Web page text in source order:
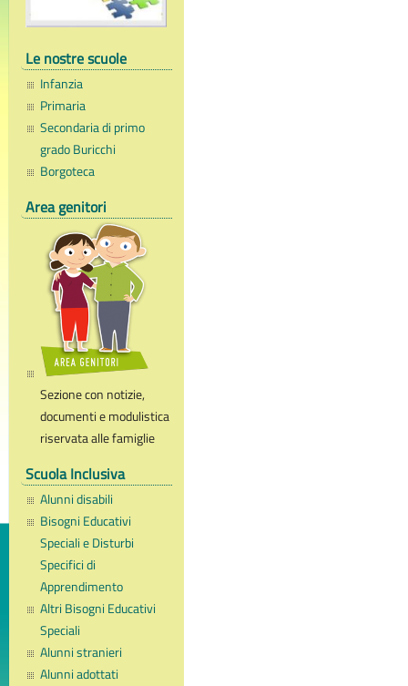
Le nostre scuole
Infanzia
Primaria
Secondaria di primo
grado Buricchi
Borgoteca
Area genitori
Sezione con notizie,
documenti e modulistica
riservata alle famiglie
Scuola Inclusiva
Alunni disabili
Bisogni Educativi
Speciali e Disturbi
Specifici di
Apprendimento
Altri Bisogni Educativi
Speciali
Alunni stranieri
Alunni adottati